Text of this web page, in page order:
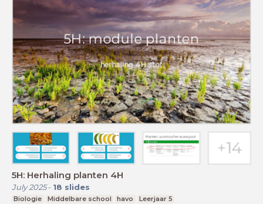
5H: Herhaling planten 4H
July 2025- 18 slides
Biologie Middelbare school havo Leerjaar 5